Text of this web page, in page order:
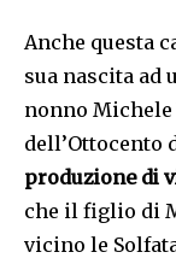
Anche questa
sua nascita ad
nonno
dell’Ottocento
produzione di
che il figlio di
vicino le